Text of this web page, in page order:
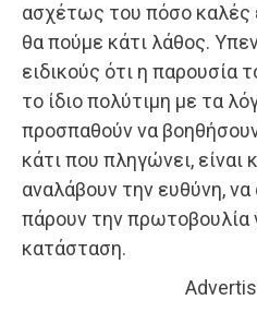
ασχέτως του πόσο καλές
θα πούμε κάτι λάθος.
ειδικούς ότι η παρουσία
το ίδιο πολύτιμη με τα
προσπαθούν να
κάτι που πληγώνει, είναι
αναλάβουν την ευθύνη,
πάρουν την πρωτοβουλία
κατάσταση.